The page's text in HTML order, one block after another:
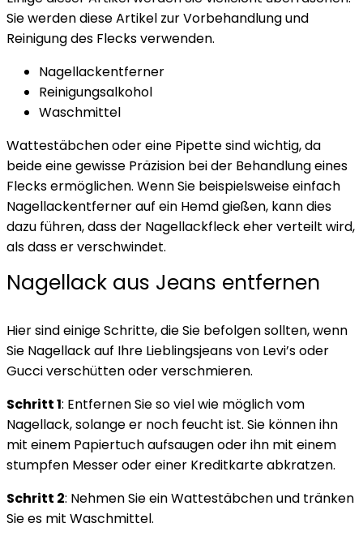
Sie werden diese Artikel zur Vorbehandlung und
Reinigung des Flecks verwenden.
Nagellackentferner
Reinigungsalkohol
Waschmittel
Wattestäbchen oder eine Pipette sind wichtig, da
beide eine gewisse Präzision bei der Behandlung eines
Flecks ermöglichen. Wenn Sie beispielsweise einfach
Nagellackentferner auf ein Hemd gießen, kann dies
dazu führen, dass der Nagellackfleck eher verteilt wird,
als dass er verschwindet.
Nagellack aus Jeans entfernen
Hier sind einige Schritte, die Sie befolgen sollten, wenn
Sie Nagellack auf Ihre Lieblingsjeans von Levi’s oder
Gucci verschütten oder verschmieren.
Schritt 1: Entfernen Sie so viel wie möglich vom
Nagellack, solange er noch feucht ist. Sie können ihn
mit einem Papiertuch aufsaugen oder ihn mit einem
stumpfen Messer oder einer Kreditkarte abkratzen.
Schritt 2: Nehmen Sie ein Wattestäbchen und tränken
Sie es mit Waschmittel.